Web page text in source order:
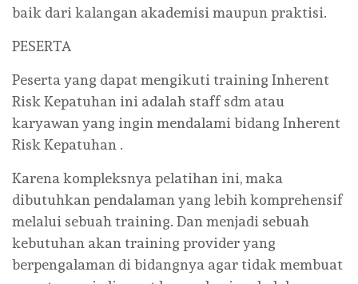
baik dari kalangan akademisi maupun praktisi.
PESERTA
Peserta yang dapat mengikuti training Inherent
Risk Kepatuhan ini adalah staff sdm atau
karyawan yang ingin mendalami bidang Inherent
Risk Kepatuhan .
Karena kompleksnya pelatihan ini, maka
dibutuhkan pendalaman yang lebih komprehensif
melalui sebuah training. Dan menjadi sebuah
kebutuhan akan training provider yang
berpengalaman di bidangnya agar tidak membuat